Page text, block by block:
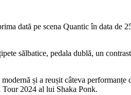
dată pe scena Quantic în data de
sălbatice, pedala dublă, un
și a reușit câteva performanțe
Tour 2024 al lui Shaka Ponk.